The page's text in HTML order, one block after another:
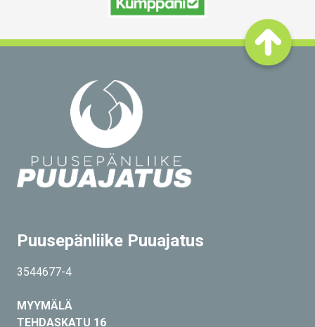
Puusepänliike Puuajatus
3544677-4
MYYMÄLÄ
TEHDASKATU 16